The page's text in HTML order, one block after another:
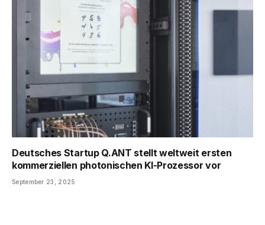
Deutsches Startup Q.ANT stellt weltweit ersten
kommerziellen photonischen KI-Prozessor vor
September 23, 2025